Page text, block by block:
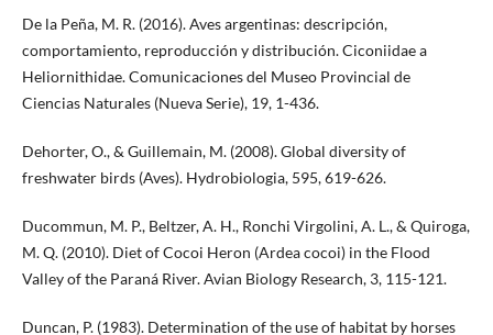
De la Peña, M. R. (2016). Aves argentinas: descripción,
comportamiento, reproducción y distribución. Ciconiidae a
Heliornithidae. Comunicaciones del Museo Provincial de
Ciencias Naturales (Nueva Serie), 19, 1-436.
Dehorter, O., & Guillemain, M. (2008). Global diversity of
freshwater birds (Aves). Hydrobiologia, 595, 619-626.
Ducommun, M. P., Beltzer, A. H., Ronchi Virgolini, A. L., & Quiroga,
M. Q. (2010). Diet of Cocoi Heron (Ardea cocoi) in the Flood
Valley of the Paraná River. Avian Biology Research, 3, 115-121.
Duncan, P. (1983). Determination of the use of habitat by horses